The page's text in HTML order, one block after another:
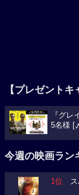
【プレゼントキ
『グレ
5名様 [
今週の映画ラン
1位 ス